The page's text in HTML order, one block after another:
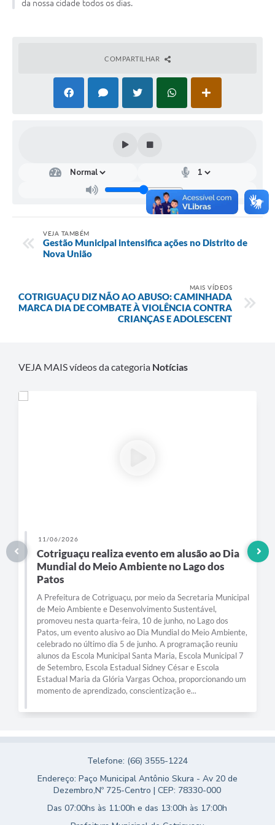
Contas Públicas
SIC
da nossa cidade todos os dias.
COMPARTILHAR
VEJA TAMBÉM
Gestão Municipal intensifica ações no Distrito de
Nova União
MAIS VÍDEOS
COTRIGUAÇU DIZ NÃO AO ABUSO: CAMINHADA
MARCA DIA DE COMBATE À VIOLÊNCIA CONTRA
CRIANÇAS E ADOLESCENT
VEJA MAIS vídeos da categoria Notícias
11/06/2026
Cotriguaçu realiza evento em alusão ao Dia
Mundial do Meio Ambiente no Lago dos
Patos
A Prefeitura de Cotriguaçu, por meio da Secretaria Municipal
de Meio Ambiente e Desenvolvimento Sustentável,
promoveu nesta quarta-feira, 10 de junho, no Lago dos
Patos, um evento alusivo ao Dia Mundial do Meio Ambiente,
celebrado no último dia 5 de junho. A programação reuniu
alunos da Escola Municipal Santa Maria, Escola Municipal 7
de Setembro, Escola Estadual Sidney César e Escola
Estadual Maria da Glória Vargas Ochoa, proporcionando um
momento de aprendizado, conscientização e...
Telefone: (66) 3555-1224
Endereço: Paço Municipal Antônio Skura - Av 20 de
Dezembro,Nº 725-Centro | CEP: 78330-000
Das 07:00hs às 11:00h e das 13:00h às 17:00h